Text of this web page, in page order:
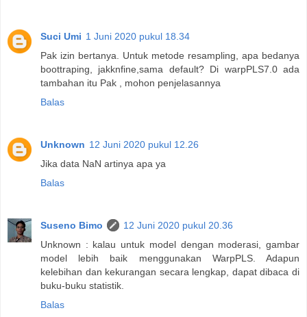
Suci Umi 1 Juni 2020 pukul 18.34
Pak izin bertanya. Untuk metode resampling, apa bedanya
boottraping, jakknfine,sama default? Di warpPLS7.0 ada
tambahan itu Pak , mohon penjelasannya
Balas
Unknown 12 Juni 2020 pukul 12.26
Jika data NaN artinya apa ya
Balas
Suseno Bimo
12 Juni 2020 pukul 20.36
Unknown : kalau untuk model dengan moderasi, gambar
model lebih baik menggunakan WarpPLS. Adapun
kelebihan dan kekurangan secara lengkap, dapat dibaca di
buku-buku statistik.
Balas